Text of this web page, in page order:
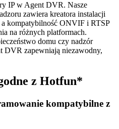
IP w Agent DVR. Nasze
zawiera kreatora instalacji
kompatybilność ONVIF i RTSP
na różnych platformach.
domu czy nadzór
DVR zapewniają niezawodny,
z Hotfun*
kompatybilne z